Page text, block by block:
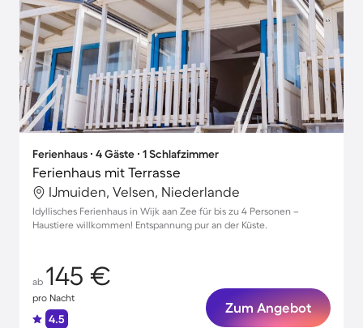
Ferienhaus ∙ 4 Gäste ∙ 1 Schlafzimmer
Ferienhaus mit Terrasse
IJmuiden, Velsen, Niederlande
Idyllisches Ferienhaus in Wijk aan Zee für bis zu 4 Personen –
Haustiere willkommen! Entspannung pur an der Küste.
ab 145 €
pro Nacht
4.5
Zum Angebot